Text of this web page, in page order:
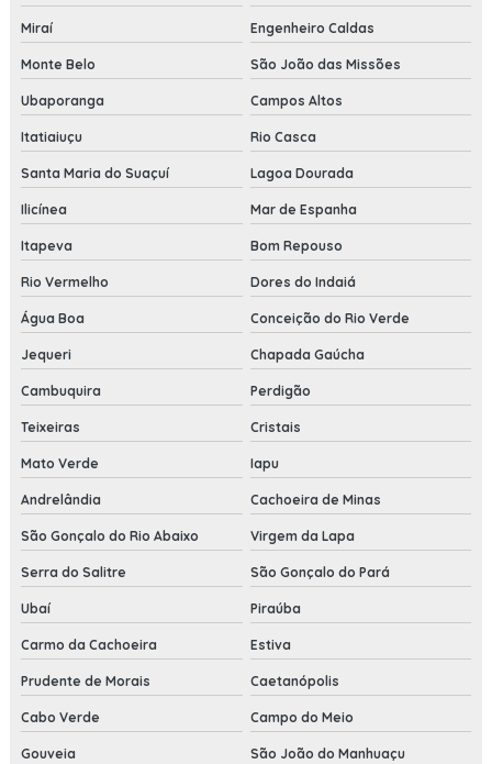
Miraí Engenheiro Caldas
Monte Belo São João das Missões
Ubaporanga Campos Altos
Itatiaiuçu Rio Casca
Santa Maria do Suaçuí Lagoa Dourada
Ilicínea Mar de Espanha
Itapeva Bom Repouso
Rio Vermelho Dores do Indaiá
Água Boa Conceição do Rio Verde
Jequeri Chapada Gaúcha
Cambuquira Perdigão
Teixeiras Cristais
Mato Verde Iapu
Andrelândia Cachoeira de Minas
São Gonçalo do Rio Abaixo Virgem da Lapa
Serra do Salitre São Gonçalo do Pará
Ubaí Piraúba
Carmo da Cachoeira Estiva
Prudente de Morais Caetanópolis
Cabo Verde Campo do Meio
Gouveia São João do Manhuaçu